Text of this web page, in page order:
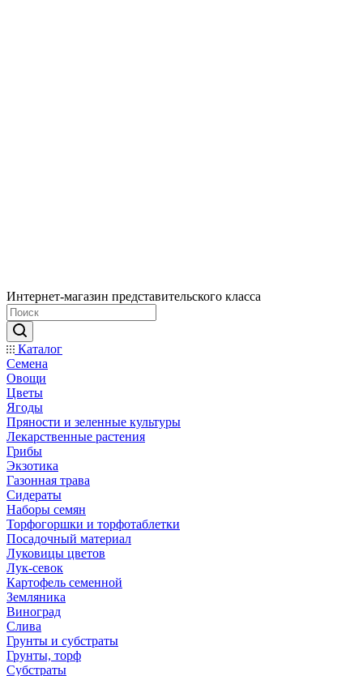
Интернет-магазин представительского класса
Каталог
Семена
Овощи
Цветы
Ягоды
Пряности и зеленные культуры
Лекарственные растения
Грибы
Экзотика
Газонная трава
Сидераты
Наборы семян
Торфогоршки и торфотаблетки
Посадочный материал
Луковицы цветов
Лук-севок
Картофель семенной
Земляника
Виноград
Слива
Грунты и субстраты
Грунты, торф
Субстраты